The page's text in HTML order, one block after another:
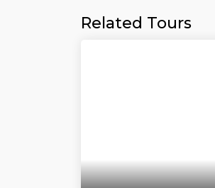
Related Tours